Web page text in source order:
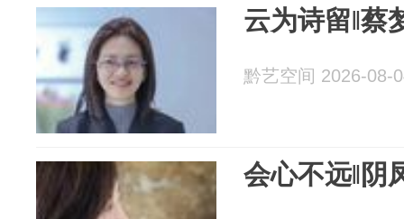
云为诗留‖蔡
黔艺空间 2026-08-
会心不远‖阴